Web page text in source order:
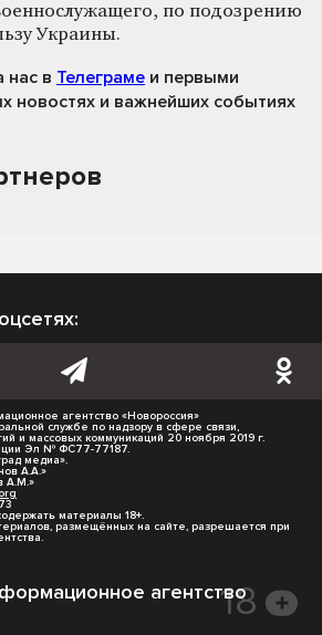
по подозрению
Украины.
нас в Телеграме и первыми
новостях и важнейших событиях
агентство «Новороссия»
службе по надзору в сфере связи,
и массовых коммуникаций 20 ноября 2019 г.
Эл № ФС77-77187.
медиа».
А.А.»
А.М.»
материалы 18+.
размещённых на сайте, разрешается при
агентство